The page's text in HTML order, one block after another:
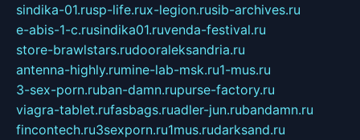
sindika-01.rusp-life.rux-legion.rusib-archives.ru
e-abis-1-c.rusindika01.ruvenda-festival.ru
store-brawlstars.rudooraleksandria.ru
antenna-highly.rumine-lab-msk.ru1-mus.ru
3-sex-porn.ruban-damn.rupurse-factory.ru
viagra-tablet.rufasbags.ruadler-jun.rubandamn.ru
fincontech.ru3sexporn.ru1mus.rudarksand.ru